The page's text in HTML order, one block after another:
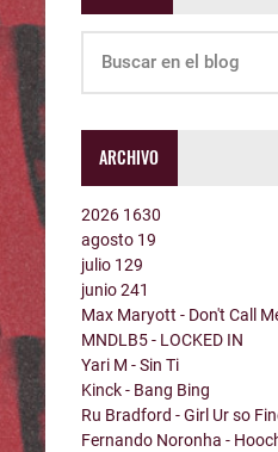
ARCHIVO
2026 1630
agosto 19
julio 129
junio241
Max Maryott - Don't Call
MNDLB5 - LOCKED IN
Yari M - Sin Ti
Kinck - Bang Bing
Ru Bradford - Girl Ur so
Fernando Noronha -